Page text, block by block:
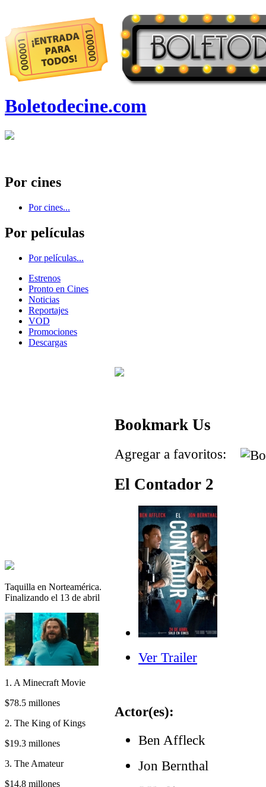
Boletodecine.com
Por cines
Por cines...
Por películas
Por películas...
Estrenos
Pronto en Cines
Noticias
Reportajes
VOD
Promociones
Descargas
Taquilla en Norteamérica.
Finalizando el 13 de abril
1. A Minecraft Movie
$78.5 millones
2. The King of Kings
$19.3 millones
3. The Amateur
$14.8 millones
Bookmark Us
Agregar a favoritos:
El Contador 2
Ver Trailer
Actor(es):
Ben Affleck
Jon Bernthal